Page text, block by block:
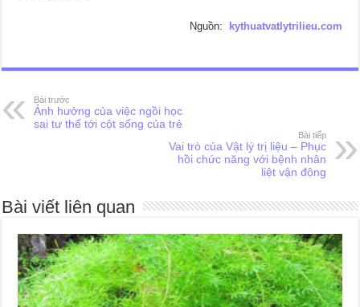
Nguồn: kythuatvatlytrilieu.com
Bài trước
Ảnh hưởng của việc ngồi học
sai tư thế tới cột sống của trẻ
Bài tiếp
Vai trò của Vật lý trị liệu – Phục
hồi chức năng với bệnh nhân
liệt vận động
Bài viết liên quan